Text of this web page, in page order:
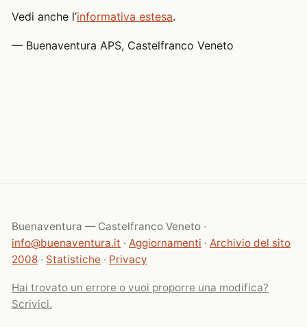
Vedi anche l’informativa estesa.
— Buenaventura APS, Castelfranco Veneto
Buenaventura — Castelfranco Veneto ·
info@buenaventura.it · Aggiornamenti · Archivio del sito
2008 · Statistiche · Privacy
Hai trovato un errore o vuoi proporre una modifica?
Scrivici.